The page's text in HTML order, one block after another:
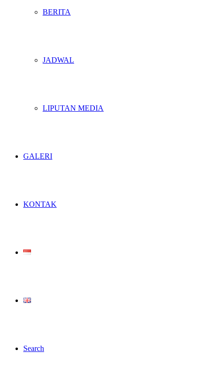
BERITA
JADWAL
LIPUTAN MEDIA
GALERI
KONTAK
Search